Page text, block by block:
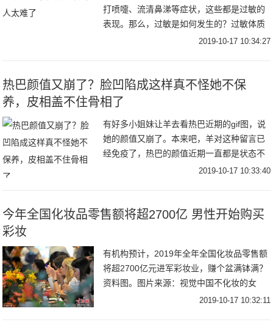
打喷嚏、流清鼻涕等症状，这些都是过敏的
表现。那么，过敏是如何发生的？过敏体质
的人又应该警惕哪些过敏性疾病呢？
2019-10-17 10:34:27
热巴颜值又崩了？脸凹陷成这样真不怪她不保
养，皮相盖不住骨相了
有好多小姐妹让羊去看热巴近期的gif图，说
她的颜值又崩了。本来吧，羊对这种留言已
经免疫了，热巴的颜值近期一直都是状态不
好就崩，状态好就惊艳全网，堪称薛定谔的
2019-10-17 10:33:40
今年全国化妆品零售额将超2700亿 男性开始购买
彩妆
有机构预计，2019年全年全国化妆品零售额
将超2700亿元进军彩妆业，赚个盆满钵满？
资料图。图片来源：视觉中国不化妆的女
生，也会买口红，这就是彩妆的魅力。本来
2019-10-17 10:32:11